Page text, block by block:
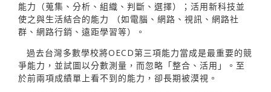
能力（蒐集、分析、組織、判斷、選擇）；活用新科技並
使之與生活結合的能力 （如電腦、網路、視訊、網路社
群、網路行銷、遠距學習等）。
過去台灣多數學校將OECD第三項能力當成是最重要的競
爭能力，並試圖以分數測量，而忽略「整合、活用」。至
於前兩項成績單上看不到的能力，卻長期被漠視。